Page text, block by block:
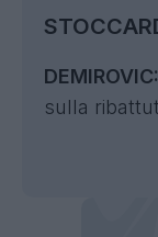
DEMIROVIC:
sulla